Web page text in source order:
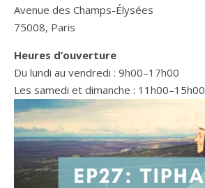
Avenue des Champs-Élysées
75008, Paris
Heures d’ouverture
Du lundi au vendredi : 9h00–17h00
Les samedi et dimanche : 11h00–15h00